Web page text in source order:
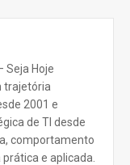
Seja Hoje
trajetória
2001 e
de TI desde
comportamento
e aplicada.